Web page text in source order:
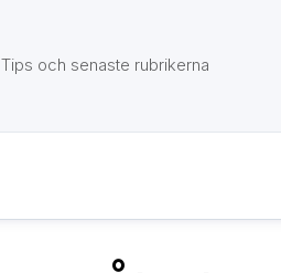
Tips och senaste rubrikerna